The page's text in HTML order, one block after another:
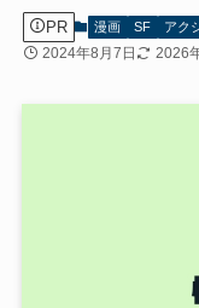
PR 漫画 SF アク
2024年8月7日 2026